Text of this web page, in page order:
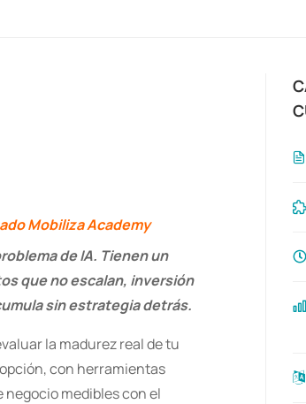
Mobiliza Academy
de IA. Tienen un
que no escalan, inversión
sin estrategia detrás.
la madurez real de tu
con herramientas
negocio medibles con el